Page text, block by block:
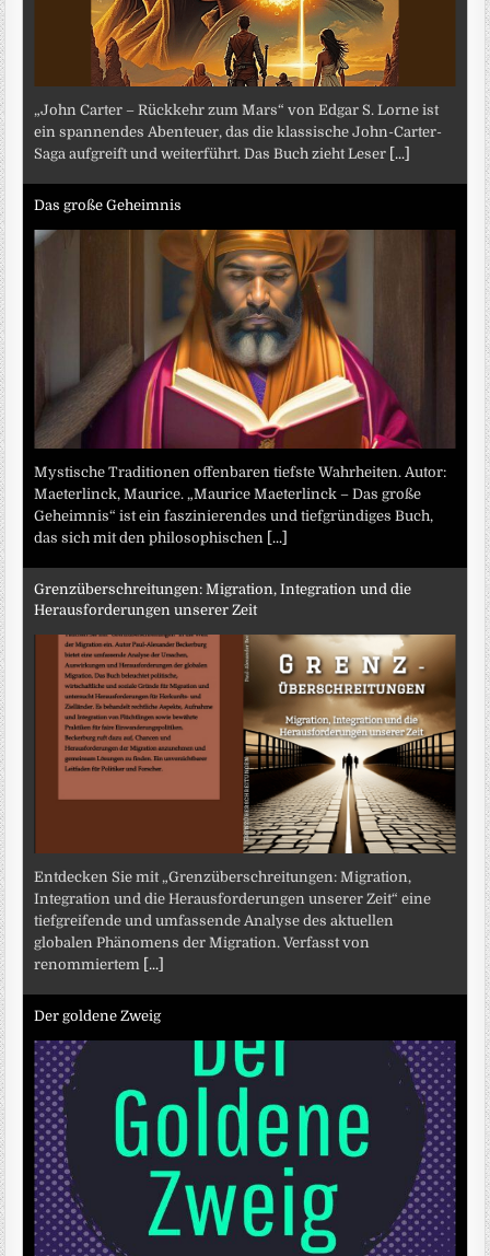
„John Carter – Rückkehr zum Mars“ von Edgar S. Lorne ist
ein spannendes Abenteuer, das die klassische John-Carter-
Saga aufgreift und weiterführt. Das Buch zieht Leser [...]
Das große Geheimnis
Mystische Traditionen offenbaren tiefste Wahrheiten. Autor:
Maeterlinck, Maurice. „Maurice Maeterlinck – Das große
Geheimnis“ ist ein faszinierendes und tiefgründiges Buch,
das sich mit den philosophischen [...]
Grenzüberschreitungen: Migration, Integration und die
Herausforderungen unserer Zeit
Entdecken Sie mit „Grenzüberschreitungen: Migration,
Integration und die Herausforderungen unserer Zeit“ eine
tiefgreifende und umfassende Analyse des aktuellen
globalen Phänomens der Migration. Verfasst von
renommiertem [...]
Der goldene Zweig